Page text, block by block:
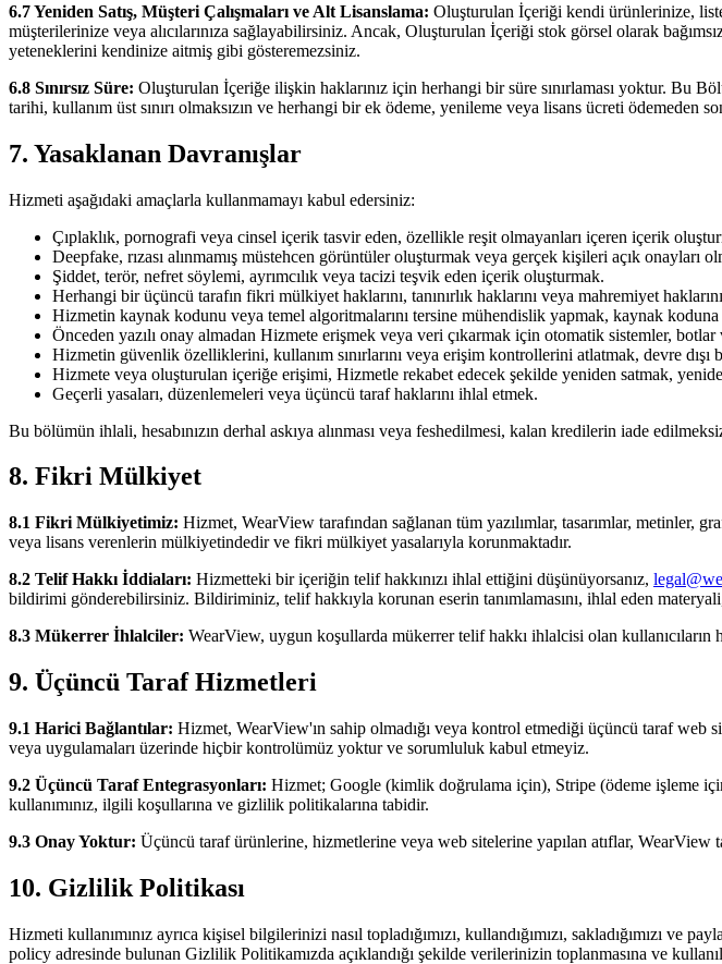
6.7 Yeniden Satış, Müşteri Çalışmaları ve Alt Lisanslama: Oluşturulan İçeriği kendi ürünlerinize,
müşterilerinize veya alıcılarınıza sağlayabilirsiniz. Ancak, Oluşturulan İçeriği stok görsel olarak
yeteneklerini kendinize aitmiş gibi gösteremezsiniz.
6.8 Sınırsız Süre: Oluşturulan İçeriğe ilişkin haklarınız için herhangi bir süre sınırlaması yoktur. Bu
tarihi, kullanım üst sınırı olmaksızın ve herhangi bir ek ödeme, yenileme veya lisans ücreti
7. Yasaklanan Davranışlar
Hizmeti aşağıdaki amaçlarla kullanmamayı kabul edersiniz:
Çıplaklık, pornografi veya cinsel içerik tasvir eden, özellikle reşit olmayanları içeren içerik
Deepfake, rızası alınmamış müstehcen görüntüler oluşturmak veya gerçek kişileri açık onayları
Şiddet, terör, nefret söylemi, ayrımcılık veya tacizi teşvik eden içerik oluşturmak.
Herhangi bir üçüncü tarafın fikri mülkiyet haklarını, tanınırlık haklarını veya mahremiyet
Hizmetin kaynak kodunu veya temel algoritmalarını tersine mühendislik yapmak, kaynak koduna
Önceden yazılı onay almadan Hizmete erişmek veya veri çıkarmak için otomatik sistemler, botlar
Hizmetin güvenlik özelliklerini, kullanım sınırlarını veya erişim kontrollerini atlatmak, devre dışı
Hizmete veya oluşturulan içeriğe erişimi, Hizmetle rekabet edecek şekilde yeniden satmak,
Geçerli yasaları, düzenlemeleri veya üçüncü taraf haklarını ihlal etmek.
Bu bölümün ihlali, hesabınızın derhal askıya alınması veya feshedilmesi, kalan kredilerin iade
8. Fikri Mülkiyet
8.1 Fikri Mülkiyetimiz: Hizmet, WearView tarafından sağlanan tüm yazılımlar, tasarımlar,
veya lisans verenlerin mülkiyetindedir ve fikri mülkiyet yasalarıyla korunmaktadır.
8.2 Telif Hakkı İddiaları: Hizmetteki bir içeriğin telif hakkınızı ihlal ettiğini düşünüyorsanız,
bildirimi gönderebilirsiniz. Bildiriminiz, telif hakkıyla korunan eserin tanımlamasını, ihlal eden
8.3 Mükerrer İhlalciler: WearView, uygun koşullarda mükerrer telif hakkı ihlalcisi olan kullanıcıların
9. Üçüncü Taraf Hizmetleri
9.1 Harici Bağlantılar: Hizmet, WearView'ın sahip olmadığı veya kontrol etmediği üçüncü taraf
veya uygulamaları üzerinde hiçbir kontrolümüz yoktur ve sorumluluk kabul etmeyiz.
9.2 Üçüncü Taraf Entegrasyonları: Hizmet; Google (kimlik doğrulama için), Stripe (ödeme işleme
kullanımınız, ilgili koşullarına ve gizlilik politikalarına tabidir.
9.3 Onay Yoktur: Üçüncü taraf ürünlerine, hizmetlerine veya web sitelerine yapılan atıflar, WearView
10. Gizlilik Politikası
Hizmeti kullanımınız ayrıca kişisel bilgilerinizi nasıl topladığımızı, kullandığımızı, sakladığımızı
policy adresinde bulunan Gizlilik Politikamızda açıklandığı şekilde verilerinizin toplanmasına ve